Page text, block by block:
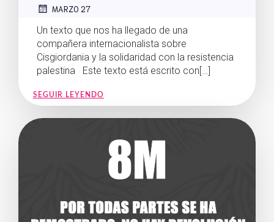
MARZO 27
Un texto que nos ha llegado de una
compañera internacionalista sobre
Cisgiordania y la solidaridad con la resistencia
palestina Este texto está escrito con[…]
SEGUIR LEYENDO